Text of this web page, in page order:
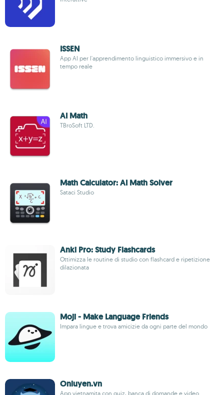
ISSEN
App AI per l'apprendimento linguistico immersivo e in
tempo reale
AI Math
TBroSoft LTD.
Math Calculator: AI Math Solver
Sataci Studio
Anki Pro: Study Flashcards
Ottimizza le routine di studio con flashcard e ripetizione
dilazionata
Moji - Make Language Friends
Impara lingue e trova amicizie da ogni parte del mondo
Onluyen.vn
App vietnamita con quiz, banca di domande e video